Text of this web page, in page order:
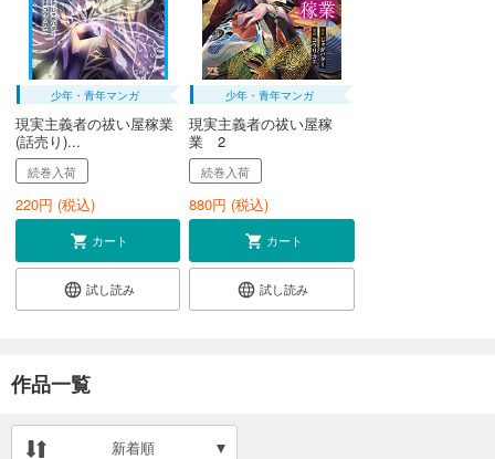
少年・青年マンガ
現実主義者の祓い屋稼業
(話売り)...
続巻入荷
220円 (税込)
カート
試し読み
少年・青年マンガ
現実主義者の祓い屋稼
業 2
続巻入荷
880円 (税込)
カート
試し読み
作品一覧
新着順